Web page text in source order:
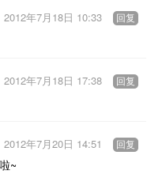
2012年7月18日 10:33 回复
2012年7月18日 17:38 回复
~
2012年7月20日 14:51 回复